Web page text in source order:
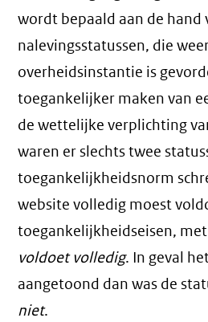
wordt bepaald aan de hand
nalevingsstatussen, die
overheidsinstantie is
toegankelijker maken van
de wettelijke verplichting
waren er slechts twee
toegankelijkheidsnorm
website volledig moest
toegankelijkheidseisen,
voldoet volledig. In geval
aangetoond dan was de
niet.